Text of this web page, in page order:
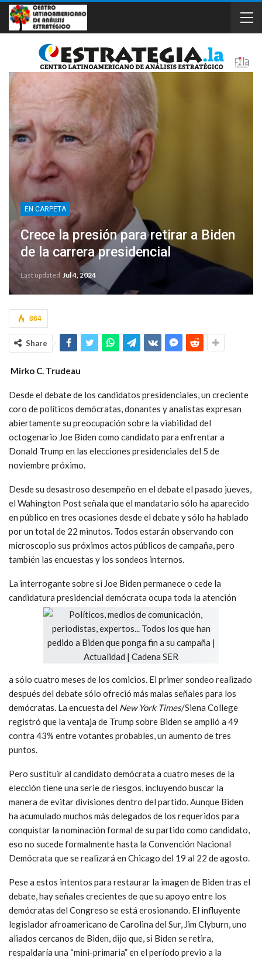
EN CARPETA
Crece la presión para retirar a Biden
de la carrera presidencial
Last updated Jul 4, 2024
864
Share
Mirko C. Trudeau
Desde el debate de los candidatos presidenciales, un creciente
coro de políticos demócratas, donantes y analistas expresan
abiertamente su preocupación sobre la viabilidad del
octogenario Joe Biden como candidato para enfrentar a
Donald Trump en las elecciones presidenciales del 5 de
noviembre próximo.
Desde su desastroso desempeño en el debate el pasado jueves,
el Wahington Post señala que el mandatario sólo ha aparecido
en público en tres ocasiones desde el debate y sólo ha hablado
por un total de 22 minutos. Todos estarán observando con
microscopio sus próximos actos públicos de campaña, pero
también las encuestas y los sondeos internos.
La interrogante sobre si Joe Biden permanece o cede la
candidatura presidencial demócrata ocupa toda la atención
a sólo cuatro meses de los comicios. El primer sondeo realizado
después del debate sólo ofreció más malas señales para los
demócratas. La encuesta del New York Times/Siena College
registró que la ventaja de Trump sobre Biden se amplió a 49
contra 43% entre votantes probables, un aumento de tres
puntos.
Pero sustituir al candidato demócrata a cuatro meses de la
elección tiene una serie de riesgos, incluyendo buscar la
manera de evitar divisiones dentro del partido. Aunque Biden
ha acumulado muchos más delegados de los requeridos para
conquistar la nominación formal de su partido como candidato,
eso no sucede formalmente hasta la Convención Nacional
Demócrata que se realizará en Chicago del 19 al 22 de agosto.
Pese a estos intentos para restaurar la imagen de Biden tras el
debate, hay señales crecientes de que su apoyo entre los
demócratas del Congreso se está erosionando. El influyente
legislador afroamericano de Carolina del Sur, Jim Clyburn, uno
aliados cercanos de Biden, dijo que, si Biden se retira,
respaldaría una “mini-primaria” en el período previo a la